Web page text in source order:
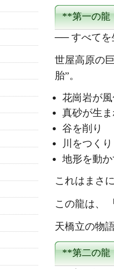
**第一の龍
── すべてを
世屋高原の
胎”。
花崗岩が
真砂が生
谷を削り
川をつくり
地形を動
これはまさ
この龍は、
天橋立の物
**第二の龍